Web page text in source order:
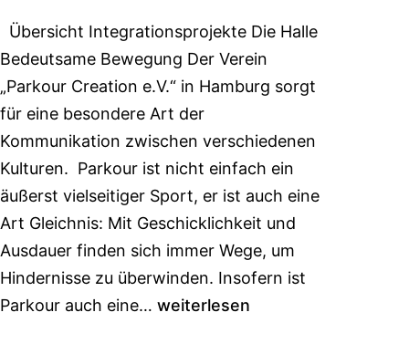
Übersicht Integrationsprojekte Die Halle
Bedeutsame Bewegung Der Verein
„Parkour Creation e.V.“ in Hamburg sorgt
für eine besondere Art der
Kommunikation zwischen verschiedenen
Kulturen. Parkour ist nicht einfach ein
äußerst vielseitiger Sport, er ist auch eine
Art Gleichnis: Mit Geschicklichkeit und
Ausdauer finden sich immer Wege, um
Hindernisse zu überwinden. Insofern ist
Parkour auch eine… weiterlesen